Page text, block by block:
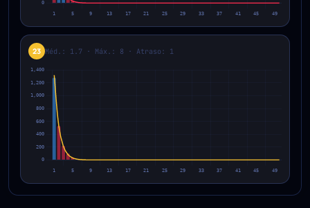
23 Méd.: 1.7 · Máx.: 8 · Atraso: 1